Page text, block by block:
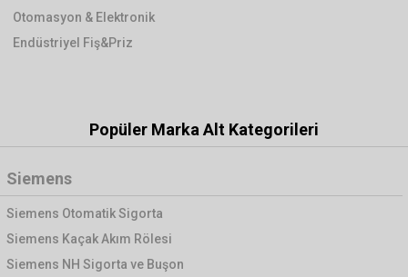
Otomasyon & Elektronik
Endüstriyel Fiş&Priz
Popüler Marka Alt Kategorileri
Siemens
Siemens Otomatik Sigorta
Siemens Kaçak Akım Rölesi
Siemens NH Sigorta ve Buşon